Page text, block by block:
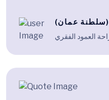
عمان)
العمود الفقري